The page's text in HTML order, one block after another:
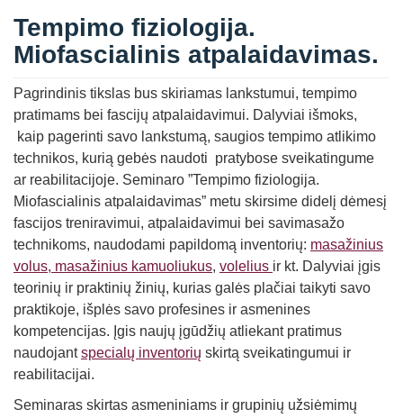
Tempimo fiziologija.
Miofascialinis atpalaidavimas.
Pagrindinis tikslas bus skiriamas lankstumui, tempimo
pratimams bei fascijų atpalaidavimui. Dalyviai išmoks,
kaip pagerinti savo lankstumą, saugios tempimo atlikimo
technikos, kurią gebės naudoti pratybose sveikatingume
ar reabilitacijoje. Seminaro ”Tempimo fiziologija.
Miofascialinis atpalaidavimas” metu skirsime didelį dėmesį
fascijos treniravimui, atpalaidavimui bei savimasažo
technikoms, naudodami papildomą inventorių: masažinius
volus, masažinius kamuoliukus, volelius ir kt. Dalyviai įgis
teorinių ir praktinių žinių, kurias galės plačiai taikyti savo
praktikoje, išplės savo profesines ir asmenines
kompetencijas. Įgis naujų įgūdžių atliekant pratimus
naudojantspecialų inventorių skirtą sveikatingumui ir
reabilitacijai.
Seminaras skirtas asmeniniams ir grupinių užsiėmimų